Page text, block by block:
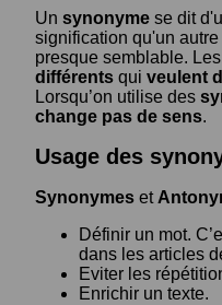
Un synonyme se dit
signification qu'un
presque semblable. Les
différents qui veulent
Lorsqu’on utilise des
change pas de sens.
Usage des
Synonymes et
Définir un mot.
dans les articles
Eviter les
Enrichir un texte.